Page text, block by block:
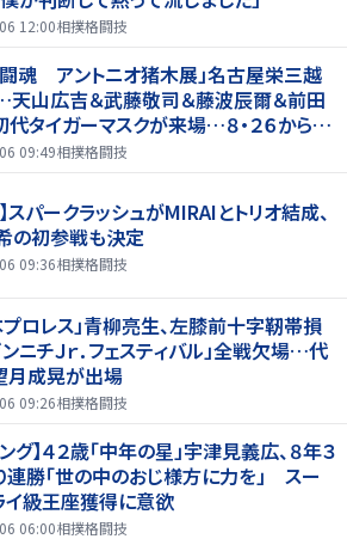
12:00相撲格闘技
闘魂 アントニオ猪木展」名古屋栄三越
山広吉＆武藤敬司＆藤波辰爾＆前田
タイガーマスクが来場…８・２６から９・
09:49相撲格闘技
スパークラッシュがMIRAIとトリオ結成、
の初参戦も決定
09:36相撲格闘技
プロレス」青柳亮生、左膝前十字靭帯損
ニチＪｒ．フェスティバル」全戦欠場…代
月成晃が出場
09:26相撲格闘技
グ】４２歳「中年の星」宇津見義広、８年３
連勝「世の中のおじ様方に力を」 スー
イ級王座獲得に意欲
06:00相撲格闘技